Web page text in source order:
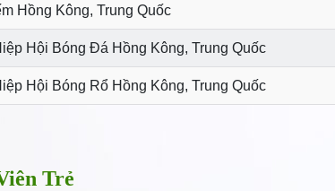
Hồng Kông, Trung Quốc
Hội Bóng Đá Hồng Kông, Trung Quốc
Hội Bóng Rổ Hồng Kông, Trung Quốc
Trẻ